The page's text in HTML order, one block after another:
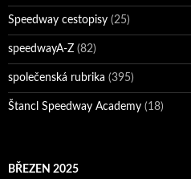
Speedway cestopisy (25)
speedwayA-Z (82)
společenská rubrika (395)
Štancl Speedway Academy (18)
BŘEZEN 2025